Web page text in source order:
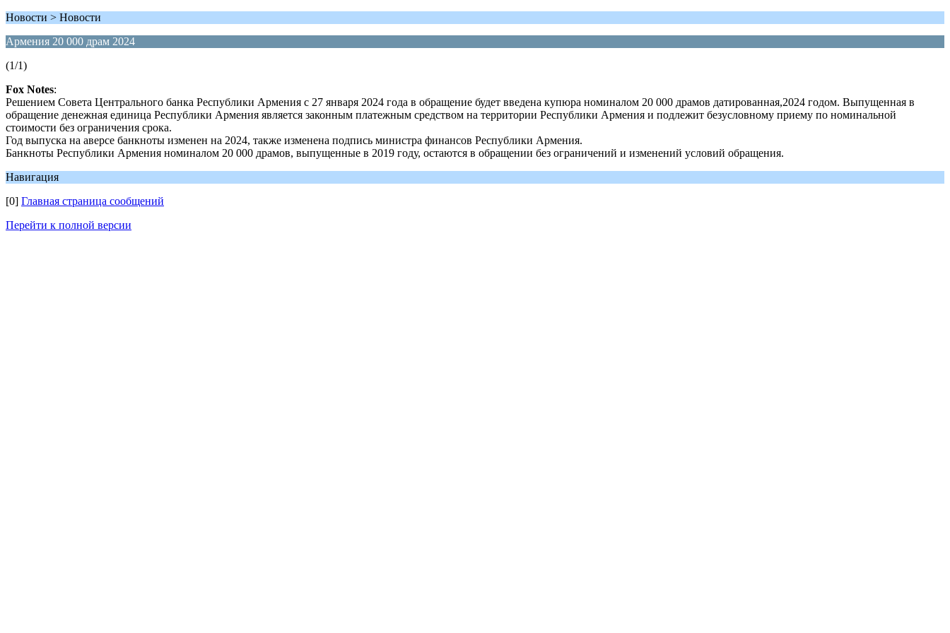
Новости > Новости
Армения 20 000 драм 2024
(1/1)
Fox Notes:
Решением Совета Центрального банка Республики Армения с 27 января 2024 года в обращение будет введена купюра номиналом 20 000 драмов датированная,2024 годом. Выпущенная в
обращение денежная единица Республики Армения является законным платежным средством на территории Республики Армения и подлежит безусловному приему по номинальной
стоимости без ограничения срока.
Год выпуска на аверсе банкноты изменен на 2024, также изменена подпись министра финансов Республики Армения.
Банкноты Республики Армения номиналом 20 000 драмов, выпущенные в 2019 году, остаются в обращении без ограничений и изменений условий обращения.
Навигация
[0] Главная страница сообщений
Перейти к полной версии